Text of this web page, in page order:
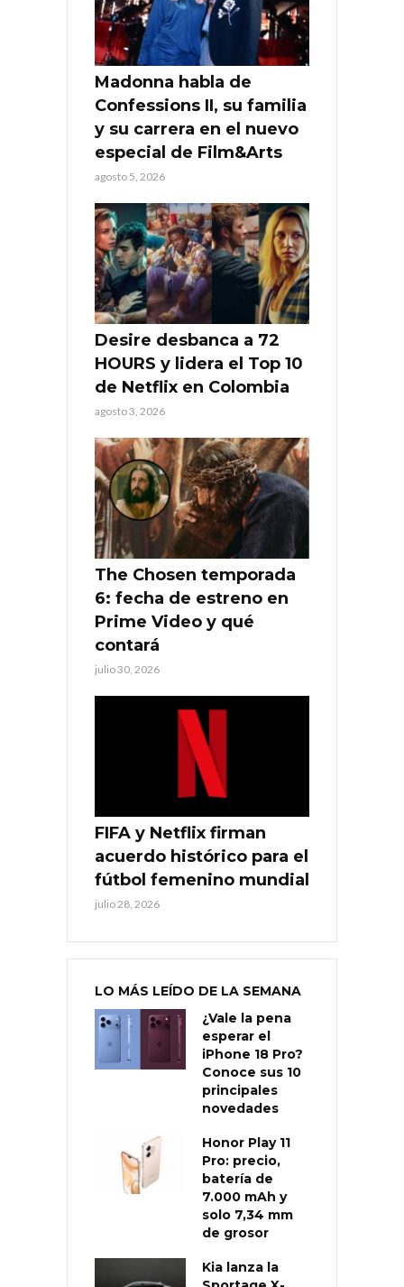
Madonna habla de
Confessions II, su familia
y su carrera en el nuevo
especial de Film&Arts
agosto 5, 2026
Desire desbanca a 72
HOURS y lidera el Top 10
de Netflix en Colombia
agosto 3, 2026
The Chosen temporada
6: fecha de estreno en
Prime Video y qué
contará
julio 30, 2026
FIFA y Netflix firman
acuerdo histórico para el
fútbol femenino mundial
julio 28, 2026
LO MÁS LEÍDO DE LA SEMANA
¿Vale la pena
esperar el
iPhone 18 Pro?
Conoce sus 10
principales
novedades
Honor Play 11
Pro: precio,
batería de
7.000 mAh y
solo 7,34 mm
de grosor
Kia lanza la